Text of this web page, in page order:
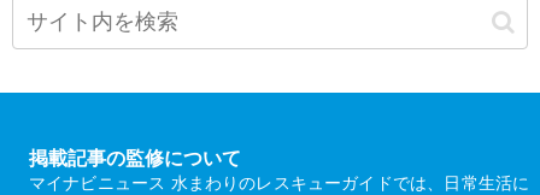
掲載記事の監修について
マイナビニュース 水まわりのレスキューガイドでは、日常生活に